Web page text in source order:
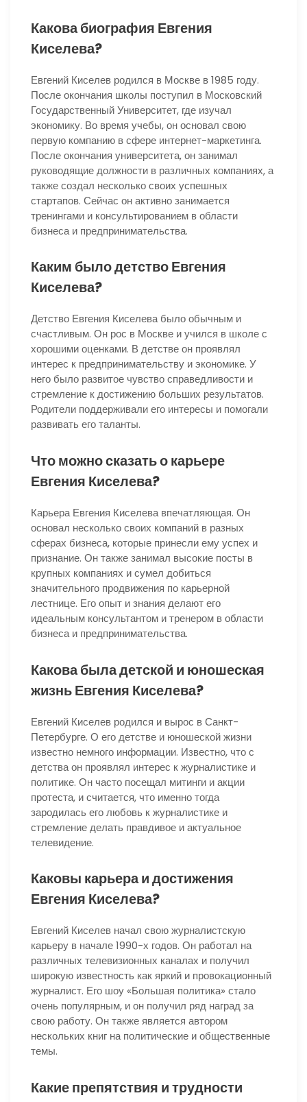
Какова биография Евгения
Киселева?
Евгений Киселев родился в Москве в 1985 году.
После окончания школы поступил в Московский
Государственный Университет, где изучал
экономику. Во время учебы, он основал свою
первую компанию в сфере интернет-маркетинга.
После окончания университета, он занимал
руководящие должности в различных компаниях, а
также создал несколько своих успешных
стартапов. Сейчас он активно занимается
тренингами и консультированием в области
бизнеса и предпринимательства.
Каким было детство Евгения
Киселева?
Детство Евгения Киселева было обычным и
счастливым. Он рос в Москве и учился в школе с
хорошими оценками. В детстве он проявлял
интерес к предпринимательству и экономике. У
него было развитое чувство справедливости и
стремление к достижению больших результатов.
Родители поддерживали его интересы и помогали
развивать его таланты.
Что можно сказать о карьере
Евгения Киселева?
Карьера Евгения Киселева впечатляющая. Он
основал несколько своих компаний в разных
сферах бизнеса, которые принесли ему успех и
признание. Он также занимал высокие посты в
крупных компаниях и сумел добиться
значительного продвижения по карьерной
лестнице. Его опыт и знания делают его
идеальным консультантом и тренером в области
бизнеса и предпринимательства.
Какова была детской и юношеская
жизнь Евгения Киселева?
Евгений Киселев родился и вырос в Санкт-
Петербурге. О его детстве и юношеской жизни
известно немного информации. Известно, что с
детства он проявлял интерес к журналистике и
политике. Он часто посещал митинги и акции
протеста, и считается, что именно тогда
зародилась его любовь к журналистике и
стремление делать правдивое и актуальное
телевидение.
Каковы карьера и достижения
Евгения Киселева?
Евгений Киселев начал свою журналистскую
карьеру в начале 1990-х годов. Он работал на
различных телевизионных каналах и получил
широкую известность как яркий и провокационный
журналист. Его шоу «Большая политика» стало
очень популярным, и он получил ряд наград за
свою работу. Он также является автором
нескольких книг на политические и общественные
темы.
Какие препятствия и трудности